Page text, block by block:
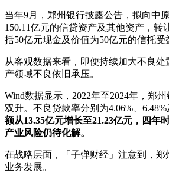
当年9月，郑州银行披露公告，拟向中
150.11亿元的信贷资产及其他资产，转
括50亿元现金及价值为50亿元的信托受
从客观数据来看，即便持续加大不良
产领域不良依旧承压。
Wind数据显示，2022年至2024年，郑
双升。不良贷款率分别为4.06%、6.48%
额从13.35亿元增长至21.23亿元，四年
产业风险仍待化解。
在战略层面，「子弹财经」注意到，郑
业务发展。